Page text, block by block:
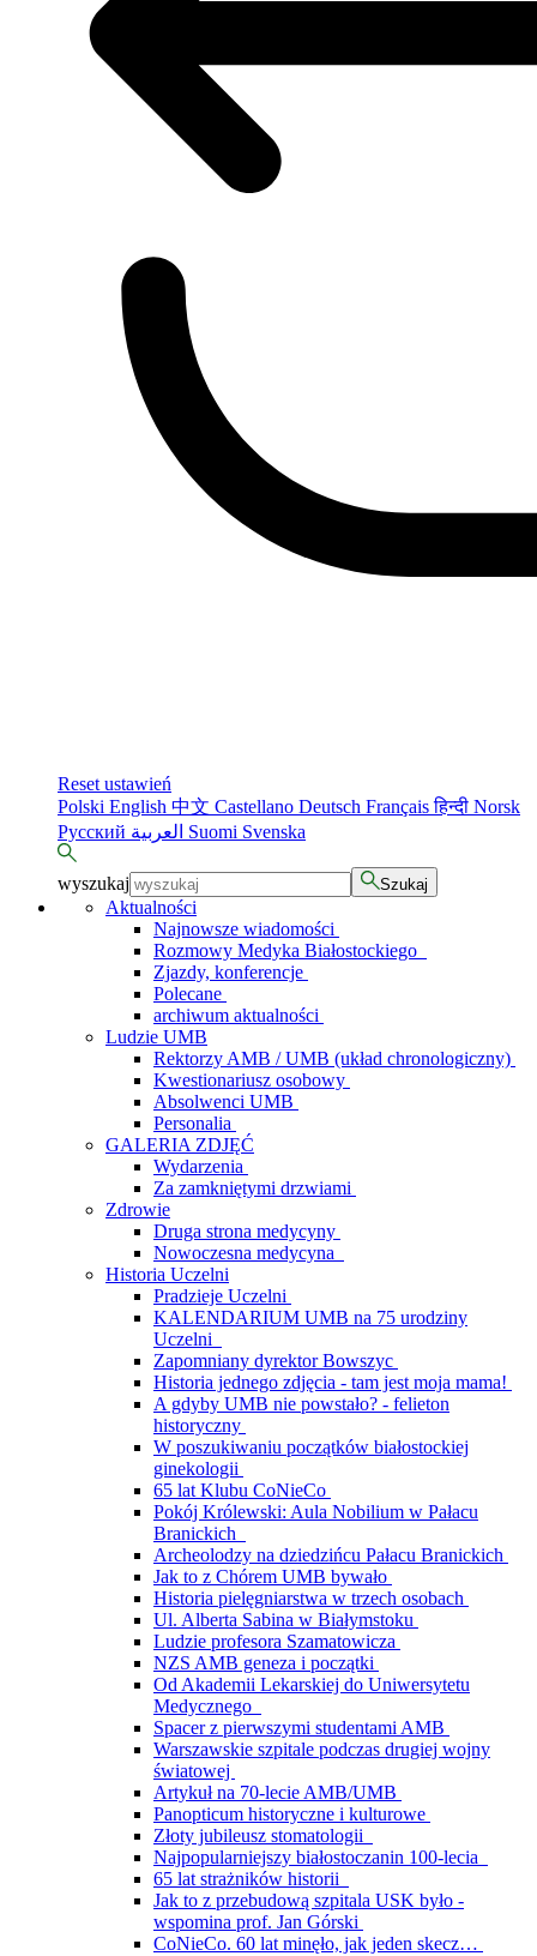
Reset ustawień
Polski English 中文 Castellano Deutsch Françaisहिन्दी Norsk
Русский
Suomi Svenska
wyszukaj Szukaj
Aktualności
Najnowsze wiadomości
Rozmowy Medyka Białostockiego
Zjazdy, konferencje
Polecane
archiwum aktualności
Ludzie UMB
Rektorzy AMB / UMB (układ chronologiczny)
Kwestionariusz osobowy
Absolwenci UMB
Personalia
GALERIA ZDJĘĆ
Wydarzenia
Za zamkniętymi drzwiami
Zdrowie
Druga strona medycyny
Nowoczesna medycyna
Historia Uczelni
Pradzieje Uczelni
KALENDARIUM UMB na 75 urodziny
Uczelni
Zapomniany dyrektor Bowszyc
Historia jednego zdjęcia - tam jest moja mama!
A gdyby UMB nie powstało? - felieton
historyczny
W poszukiwaniu początków białostockiej
ginekologii
65 lat Klubu CoNieCo
Pokój Królewski: Aula Nobilium w Pałacu
Branickich
Archeolodzy na dziedzińcu Pałacu Branickich
Jak to z Chórem UMB bywało
Historia pielęgniarstwa w trzech osobach
Ul. Alberta Sabina w Białymstoku
Ludzie profesora Szamatowicza
NZS AMB geneza i początki
Od Akademii Lekarskiej do Uniwersytetu
Medycznego
Spacer z pierwszymi studentami AMB
Warszawskie szpitale podczas drugiej wojny
światowej
Artykuł na 70-lecie AMB/UMB
Panopticum historyczne i kulturowe
Złoty jubileusz stomatologii
Najpopularniejszy białostoczanin 100-lecia
65 lat strażników historii
Jak to z przebudową szpitala USK było -
wspomina prof. Jan Górski
CoNieCo. 60 lat minęło, jak jeden skecz…